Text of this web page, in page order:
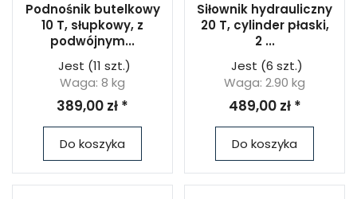
Podnośnik butelkowy
10 T, słupkowy, z
podwójnym...
Jest (11 szt.)
Waga: 8 kg
389,00 zł *
Do koszyka
Siłownik hydrauliczny
20 T, cylinder płaski,
2 ...
Jest (6 szt.)
Waga: 2.90 kg
489,00 zł *
Do koszyka